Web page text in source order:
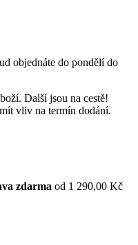
objednáte do pondělí do
Další jsou na cestě!
vliv na termín dodání.
zdarma od 1 290,00 Kč